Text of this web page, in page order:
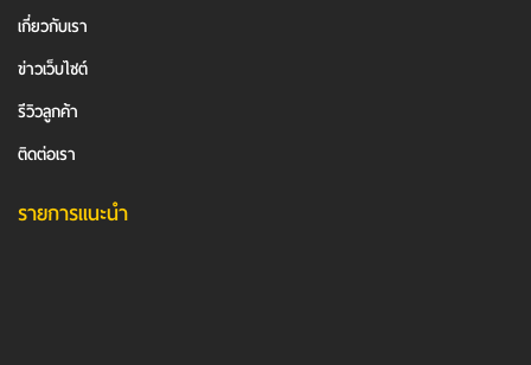
เกี่ยวกับเรา
ข่าวเว็บไซต์
รีวิวลูกค้า
ติดต่อเรา
รายการแนะนำ